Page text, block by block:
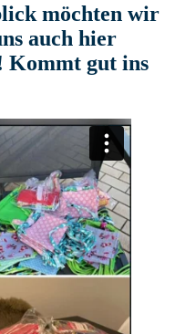
möchten wir
auch hier
Kommt gut ins